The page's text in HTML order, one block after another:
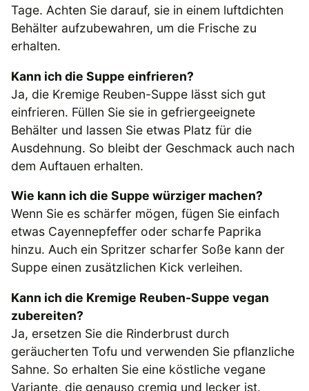
Tage. Achten Sie darauf, sie in einem luftdichten
Behälter aufzubewahren, um die Frische zu
erhalten.
Kann ich die Suppe einfrieren?
Ja, die Kremige Reuben-Suppe lässt sich gut
einfrieren. Füllen Sie sie in gefriergeeignete
Behälter und lassen Sie etwas Platz für die
Ausdehnung. So bleibt der Geschmack auch nach
dem Auftauen erhalten.
Wie kann ich die Suppe würziger machen?
Wenn Sie es schärfer mögen, fügen Sie einfach
etwas Cayennepfeffer oder scharfe Paprika
hinzu. Auch ein Spritzer scharfer Soße kann der
Suppe einen zusätzlichen Kick verleihen.
Kann ich die Kremige Reuben-Suppe vegan
zubereiten?
Ja, ersetzen Sie die Rinderbrust durch
geräucherten Tofu und verwenden Sie pflanzliche
Sahne. So erhalten Sie eine köstliche vegane
Variante, die genauso cremig und lecker ist.